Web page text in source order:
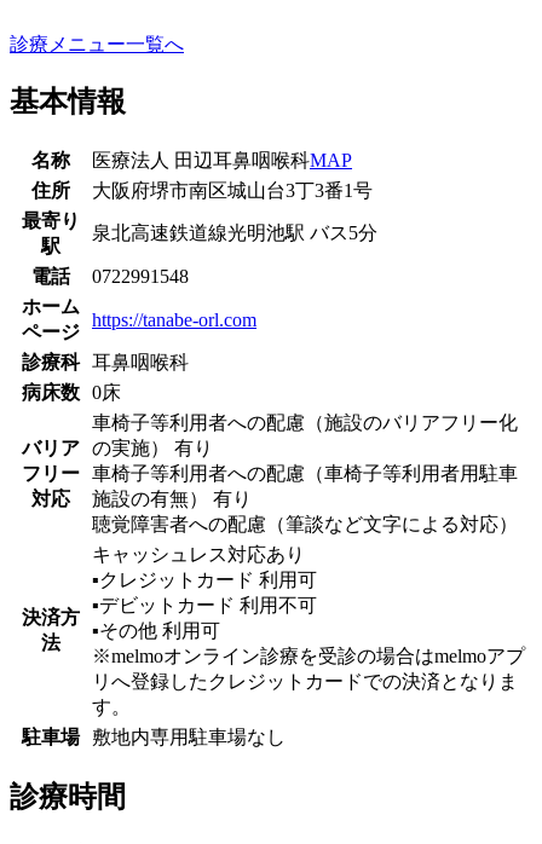
診療メニュー一覧へ
基本情報
名称 医療法人 田辺耳鼻咽喉科MAP
住所
大阪府堺市南区城山台3丁3番1号
最寄り
駅
泉北高速鉄道線光明池駅 バス5分
電話
0722991548
ホーム
ページ
https://tanabe-orl.com
診療科
耳鼻咽喉科
病床数
0床
バリア
フリー
対応
車椅子等利用者への配慮（施設のバリアフリー化
の実施） 有り
車椅子等利用者への配慮（車椅子等利用者用駐車
施設の有無） 有り
聴覚障害者への配慮（筆談など文字による対応）
決済方
法
キャッシュレス対応あり
▪︎クレジットカード 利用可
▪︎デビットカード 利用不可
▪︎その他 利用可
※melmoオンライン診療を受診の場合はmelmoアプ
リへ登録したクレジットカードでの決済となりま
す。
駐車場
敷地内専用駐車場なし
診療時間